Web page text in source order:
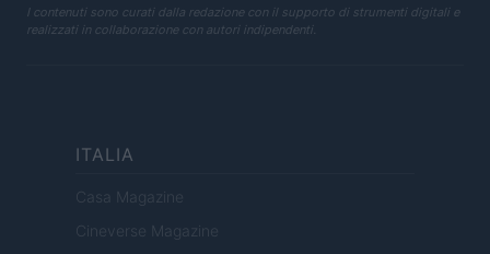
I contenuti sono curati dalla redazione con il supporto di strumenti digitali e
realizzati in collaborazione con autori indipendenti.
ITALIA
Casa Magazine
Cineverse Magazine